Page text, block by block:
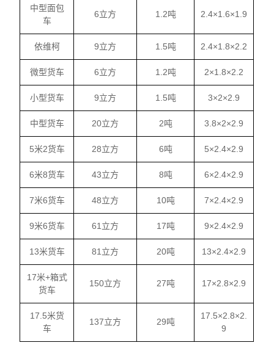
中型面包
车
6立方 1.2吨 2.4×1.6×1.9
依维柯 9立方 1.5吨 2.4×1.8×2.2
微型货车 6立方 1.2吨 2×1.8×2.2
小型货车 9立方 1.5吨 3×2×2.9
中型货车 20立方 2吨 3.8×2×2.9
5米2货车 28立方 6吨 5×2.4×2.9
6米8货车 43立方 8吨 6×2.4×2.9
7米6货车 48立方 10吨 7×2.4×2.9
9米6货车 61立方 17吨 9×2.4×2.9
13米货车 81立方 20吨 13×2.4×2.9
17米+箱式
货车
150立方 27吨 17×2.8×2.9
17.5米货
车
137立方 29吨
17.5×2.8×2.
9